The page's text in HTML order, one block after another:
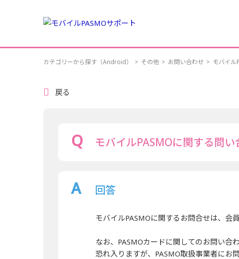
カテゴリーから探す（Android） > その他 > お問い合わせ > モバイル
戻る
モバイルPASMOに関する問い
回答
モバイルPASMOに関するお問合せは、会
なお、PASMOカードに関してのお問い合
恐れ入りますが、PASMO取扱事業者にお